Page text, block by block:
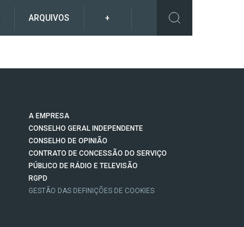
ARQUIVOS +
A EMPRESA
CONSELHO GERAL INDEPENDENTE
CONSELHO DE OPINIÃO
CONTRATO DE CONCESSÃO DO SERVIÇO
PÚBLICO DE RÁDIO E TELEVISÃO
RGPD
GESTÃO DAS DEFINIÇÕES DE COOKIES